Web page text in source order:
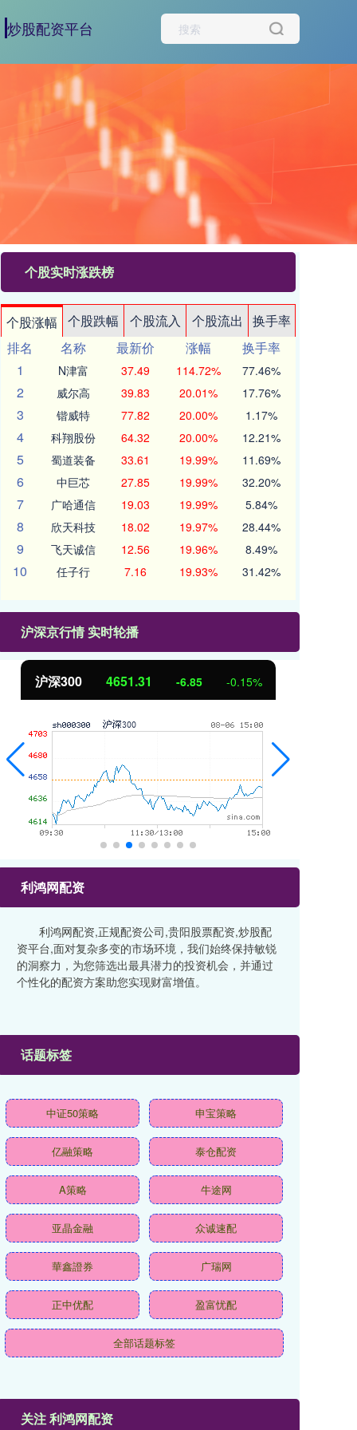
炒股配资平台
个股实时涨跌榜
个股涨幅 个股跌幅 个股流入 个股流出
换手率
排名
名称 最新价 涨幅
换手率
1
N津富 37.49 114.72% 77.46%
2 威尔高 39.83 20.01% 17.76%
3 锴威特 77.82 20.00% 1.17%
4 科翔股份 64.32 20.00% 12.21%
5 蜀道装备 33.61 19.99% 11.69%
6 中巨芯 27.85 19.99% 32.20%
7 广哈通信 19.03 19.99% 5.84%
8 欣天科技 18.02 19.97% 28.44%
9 飞天诚信 12.56 19.96% 8.49%
10 任子行 7.16 19.93% 31.42%
沪深京行情 实时轮播
沪深300 4651.31 -6.85 -0.15%
利鸿网配资
利鸿网配资,正规配资公司,贵阳股票配资,炒股配
资平台,面对复杂多变的市场环境，我们始终保持敏锐
的洞察力，为您筛选出最具潜力的投资机会，并通过
个性化的配资方案助您实现财富增值。
话题标签
中证50策略 申宝策略
亿融策略 泰仓配资
A策略 牛途网
亚晶金融 众诚速配
華鑫證券 广瑞网
正中优配 盈富忧配
全部话题标签
关注 利鸿网配资